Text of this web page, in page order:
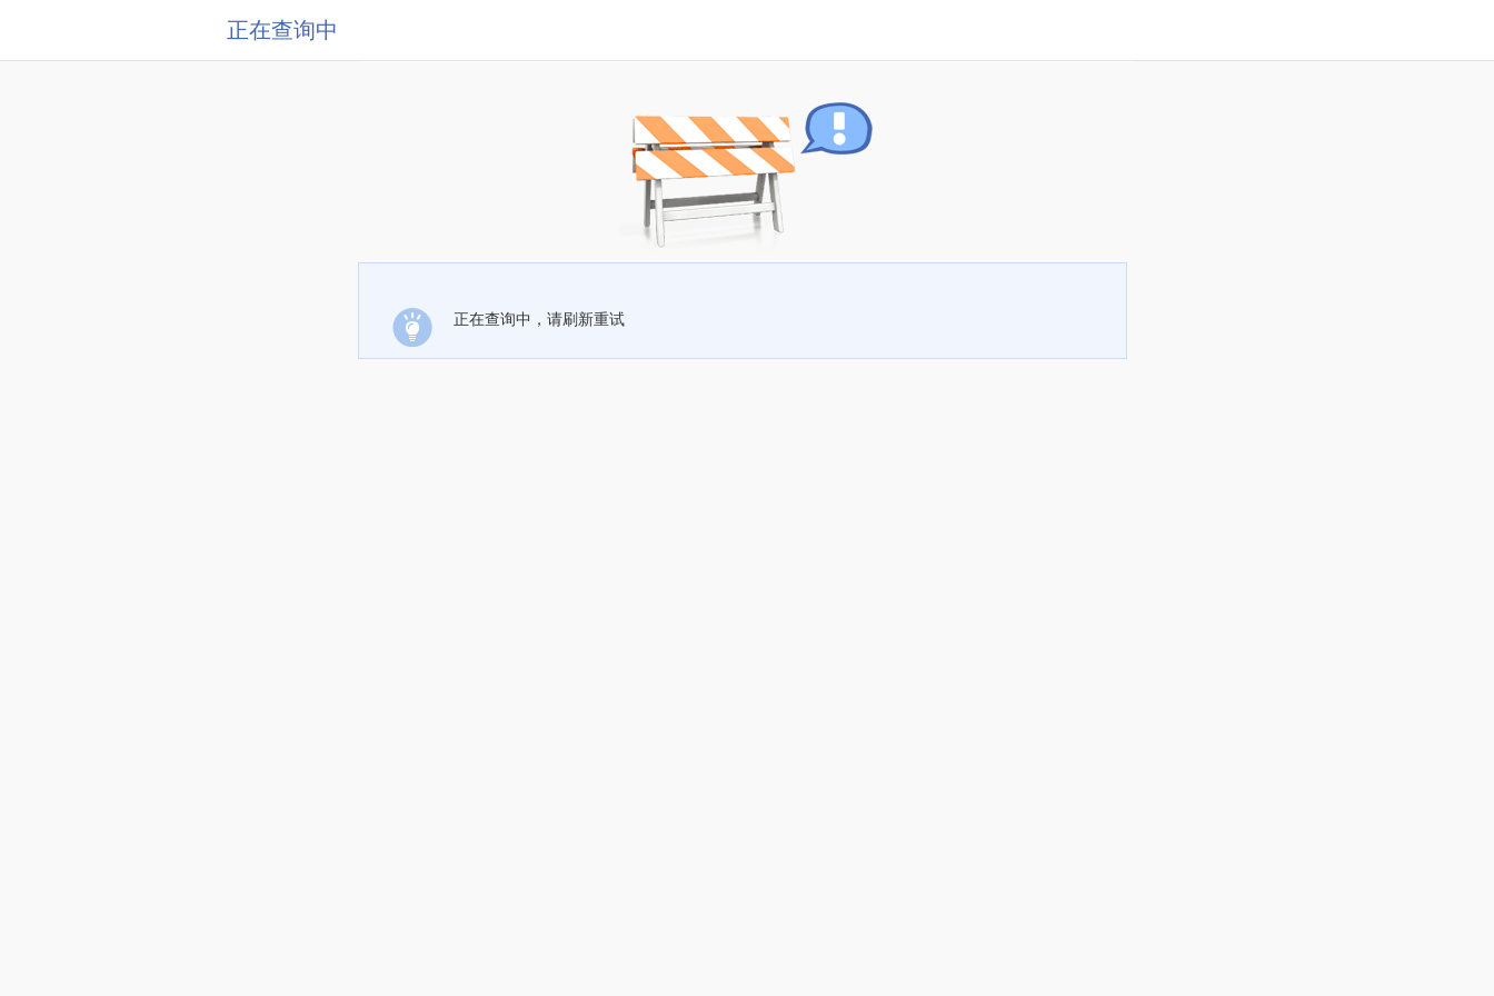
正在查询中
正在查询中，请刷新重试